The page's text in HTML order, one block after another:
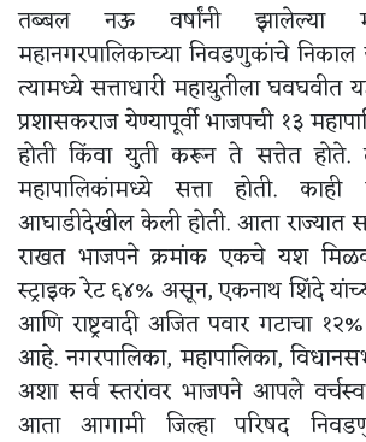
तब्बल नऊ वर्षांनी झालेल्या
महानगरपालिकाच्या निवडणुकांचे
त्यामध्ये सत्ताधारी महायुतीला
प्रशासकराज येण्यापूर्वी भाजपची १३
होती किंवा युती करून ते सत्तेत होते.
महापालिकांमध्ये सत्ता होती. काही
आघाडीदेखील केली होती. आता राज्यात
राखत भाजपने क्रमांक एकचे यश
स्ट्राइक रेट ६४% असून, एकनाथ शिंदे
आणि राष्ट्रवादी अजित पवार गटाचा
आहे. नगरपालिका, महापालिका,
अशा सर्व स्तरांवर भाजपने आपले
आता आगामी जिल्हा परिषद